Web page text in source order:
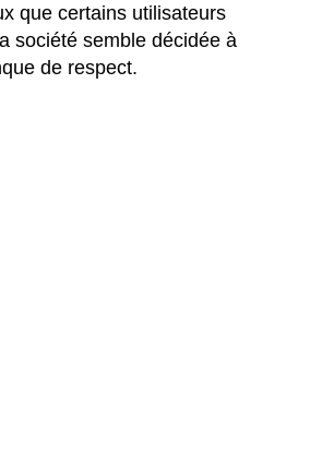
que certains utilisateurs
société semble décidée à
de respect.